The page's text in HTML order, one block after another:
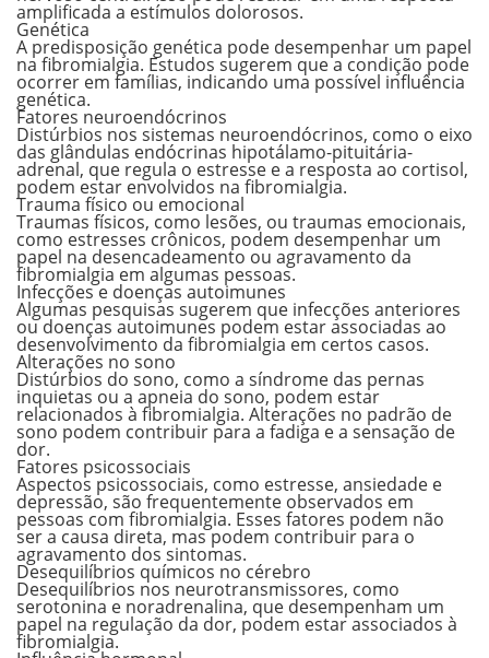
amplificada a estímulos dolorosos.
Genética
A predisposição genética pode desempenhar um papel
na fibromialgia. Estudos sugerem que a condição pode
ocorrer em famílias, indicando uma possível influência
genética.
Fatores neuroendócrinos
Distúrbios nos sistemas neuroendócrinos, como o eixo
das glândulas endócrinas hipotálamo-pituitária-
adrenal, que regula o estresse e a resposta ao cortisol,
podem estar envolvidos na fibromialgia.
Trauma físico ou emocional
Traumas físicos, como lesões, ou traumas emocionais,
como estresses crônicos, podem desempenhar um
papel na desencadeamento ou agravamento da
fibromialgia em algumas pessoas.
Infecções e doenças autoimunes
Algumas pesquisas sugerem que infecções anteriores
ou doenças autoimunes podem estar associadas ao
desenvolvimento da fibromialgia em certos casos.
Alterações no sono
Distúrbios do sono, como a síndrome das pernas
inquietas ou a apneia do sono, podem estar
relacionados à fibromialgia. Alterações no padrão de
sono podem contribuir para a fadiga e a sensação de
dor.
Fatores psicossociais
Aspectos psicossociais, como estresse, ansiedade e
depressão, são frequentemente observados em
pessoas com fibromialgia. Esses fatores podem não
ser a causa direta, mas podem contribuir para o
agravamento dos sintomas.
Desequilíbrios químicos no cérebro
Desequilíbrios nos neurotransmissores, como
serotonina e noradrenalina, que desempenham um
papel na regulação da dor, podem estar associados à
fibromialgia.